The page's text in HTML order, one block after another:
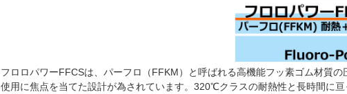
フロロパワーFFCSは、パーフロ（FFKM）と呼ばれる高機能フッ素ゴム材質
使用に焦点を当てた設計が為されています。320℃クラスの耐熱性と長時間に